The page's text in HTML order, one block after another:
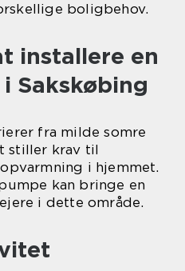
boligbehov.
installere en
Sakskøbing
fra milde somre
stiller krav til
i hjemmet.
kan bringe en
i dette område.